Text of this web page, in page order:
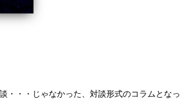
・・・じゃなかった、対談形式のコラムとなっ